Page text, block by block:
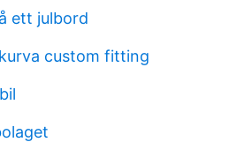
ett julbord
custom fitting